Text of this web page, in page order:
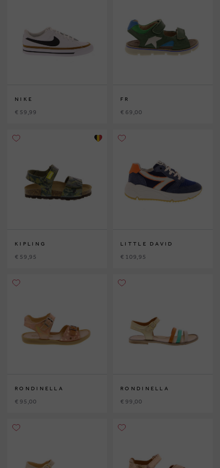
NIKE
€ 59,99
FR
€ 69,00
KIPLING
€ 59,95
LITTLE DAVID
€ 109,95
RONDINELLA
€ 95,00
RONDINELLA
€ 99,00